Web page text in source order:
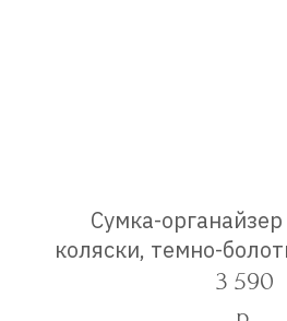
Сумка-
коляски, темно-
3 590